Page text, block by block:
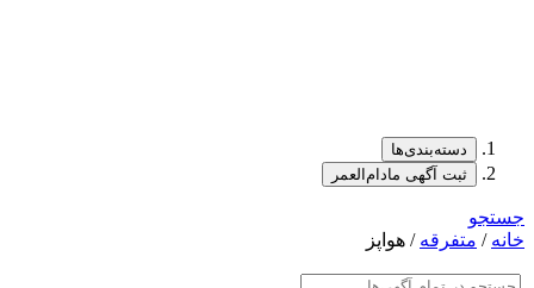
دسته‌بندی‌ها
ثبت آگهی مادام‌العمر
جستجو
خانه / متفرقه / هواپز